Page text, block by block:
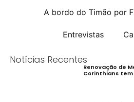
A bordo do Timão por
Entrevistas
Notícias Recentes
Renovação de
Corinthians